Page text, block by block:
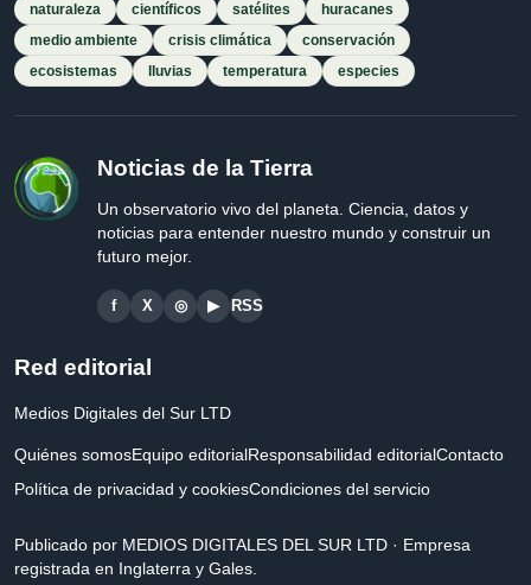
naturaleza
científicos satélites
huracanes
medio ambiente
crisis climática
conservación
ecosistemas
lluvias temperatura especies
Noticias de la Tierra
Un observatorio vivo del planeta. Ciencia, datos y
noticias para entender nuestro mundo y construir un
futuro mejor.
f X ◎ ▶ RSS
Red editorial
Medios Digitales del Sur LTD
Quiénes somosEquipo editorialResponsabilidad editorialContacto
Política de privacidad y cookiesCondiciones del servicio
Publicado por MEDIOS DIGITALES DEL SUR LTD · Empresa
registrada en Inglaterra y Gales.